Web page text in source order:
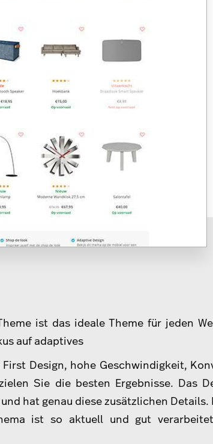
ist das ideale Theme für jeden
auf adaptives
Design, hohe Geschwindigkeit,
Sie die besten Ergebnisse. Das
hat genau diese zusätzlichen Details.
ist so aktuell und gut